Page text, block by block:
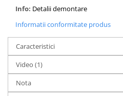
Info: Detalii demontare
Informatii conformitate produs
Caracteristici
Video (1)
Nota